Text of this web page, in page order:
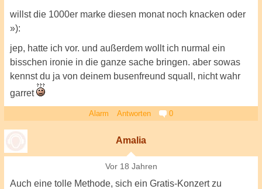
willst die 1000er marke diesen monat noch knacken oder
»):
jep, hatte ich vor. und außerdem wollt ich nurmal ein
bisschen ironie in die ganze sache bringen. aber sowas
kennst du ja von deinem busenfreund squall, nicht wahr
garret
Alarm Antworten 0
Amalia
Vor 18 Jahren
Auch eine tolle Methode, sich ein Gratis-Konzert zu